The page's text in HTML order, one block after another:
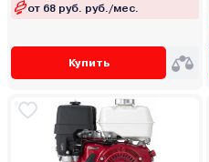
от 68 руб. руб./мес.
Купить